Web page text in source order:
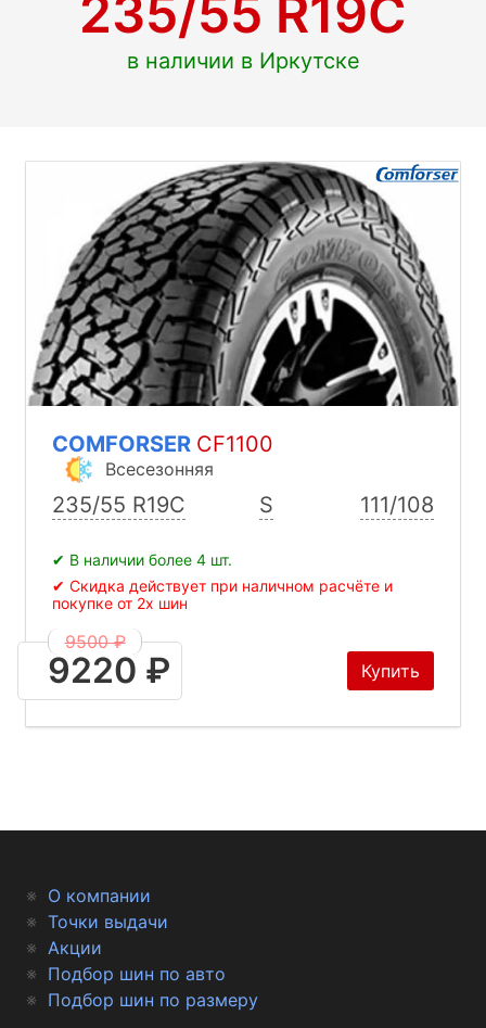
235/55 R19C
в наличии в Иркутске
COMFORSER CF1100
Всесезонняя
235/55 R19C S 111/108
✔ В наличии более 4 шт.
✔ Скидка действует при наличном расчёте и
покупке от 2х шин
9500 ₽
9220 ₽ Купить
О компании
Точки выдачи
Акции
Подбор шин по авто
Подбор шин по размеру